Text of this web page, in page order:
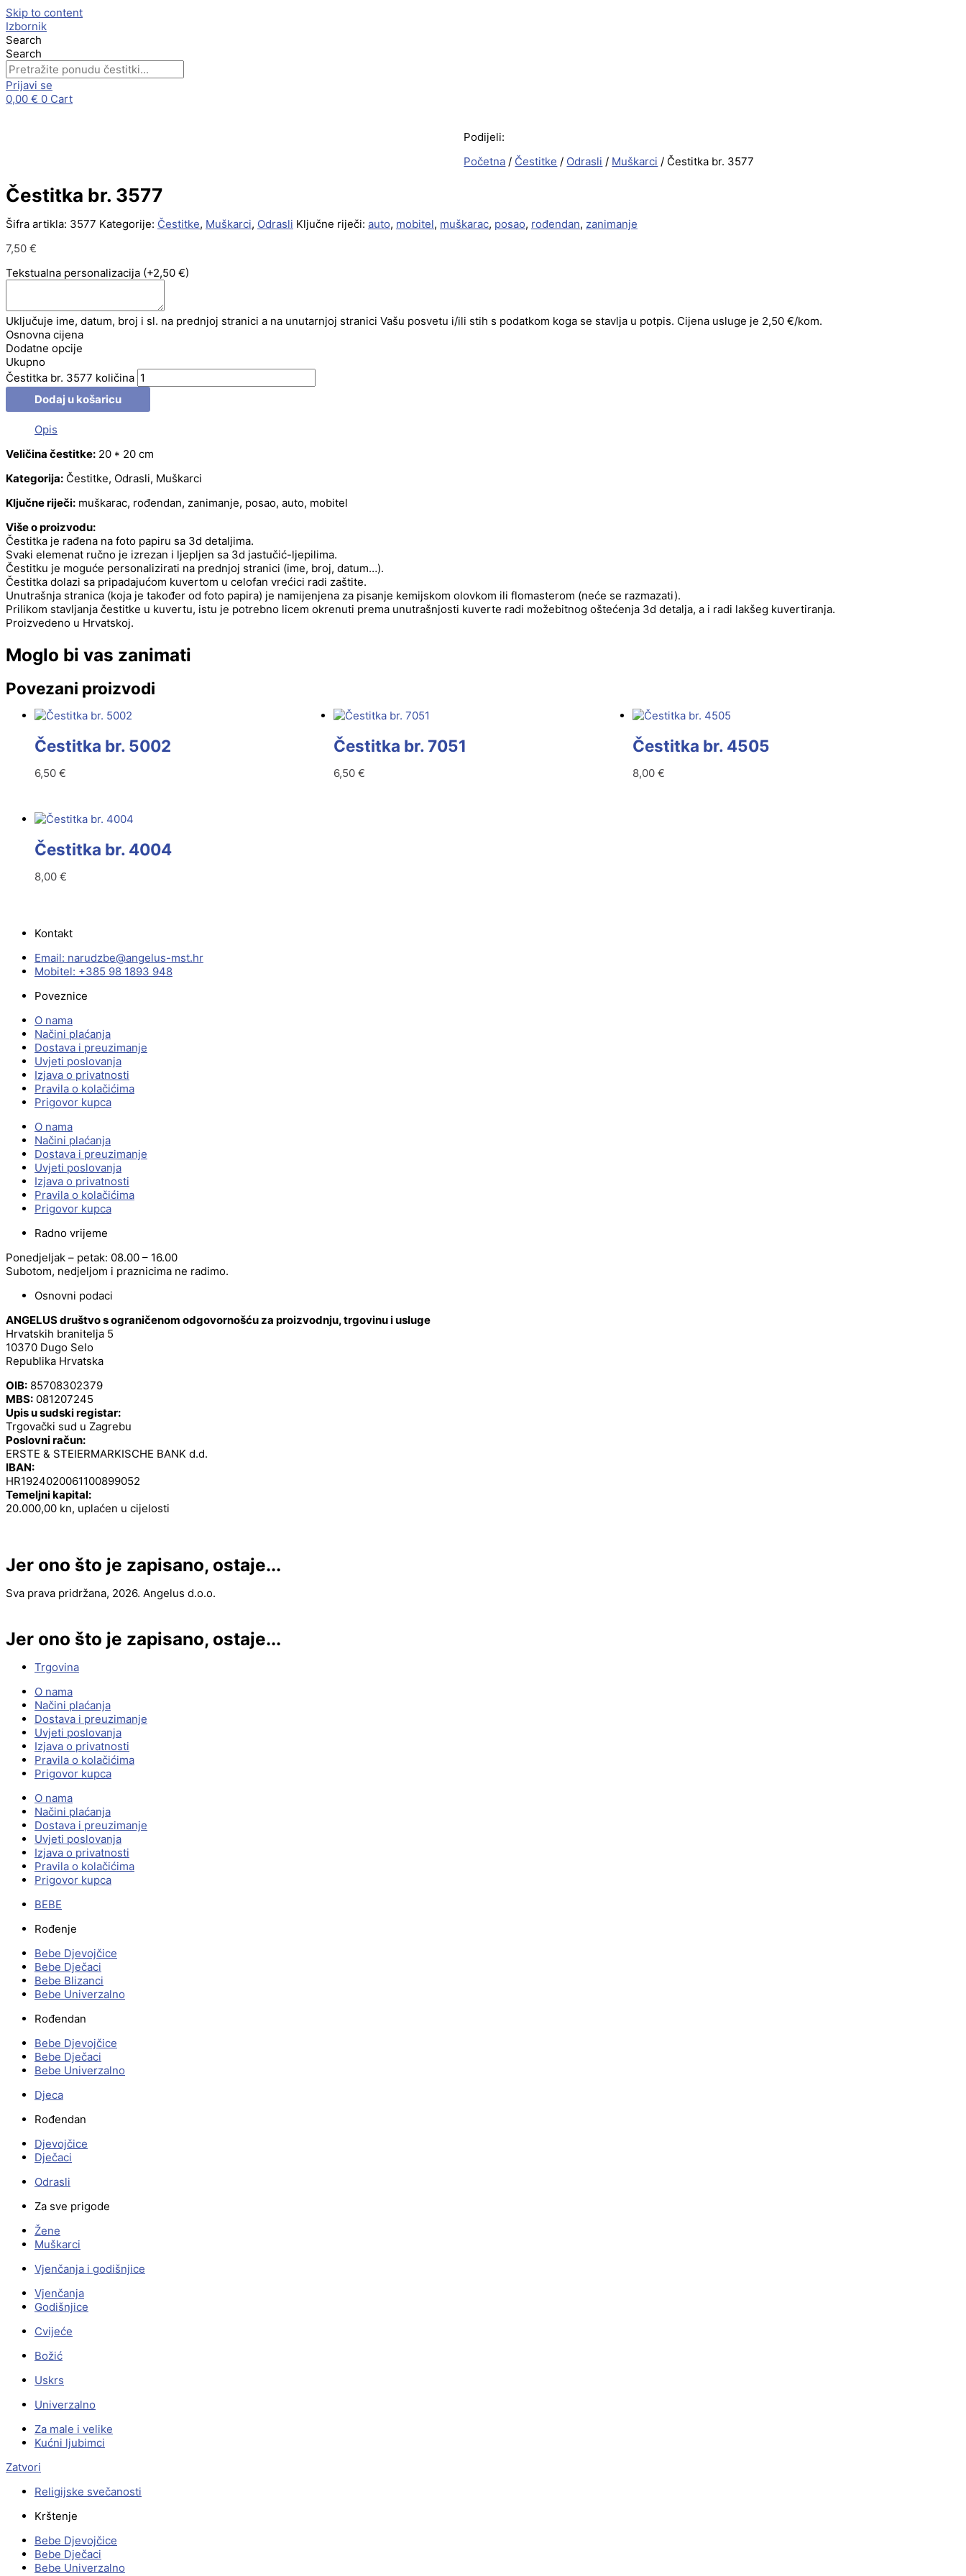
Skip to content
Izbornik
Search
Search
Prijavi se
0,00 € 0 Cart
Podijeli:
Početna / Čestitke / Odrasli / Muškarci / Čestitka br. 3577
Čestitka br. 3577
Šifra artikla: 3577 Kategorije: Čestitke, Muškarci, Odrasli Ključne riječi: auto, mobitel, muškarac, posao, rođendan, zanimanje
7,50 €
Tekstualna personalizacija (+2,50 €)
Uključuje ime, datum, broj i sl. na prednjoj stranici a na unutarnjoj stranici Vašu posvetu i/ili stih s podatkom koga se stavlja u potpis. Cijena usluge je 2,50 €/kom.
Osnovna cijena
Dodatne opcije
Ukupno
Čestitka br. 3577 količina
Dodaj u košaricu
Opis
Veličina čestitke: 20 * 20 cm
Kategorija: Čestitke, Odrasli, Muškarci
Ključne riječi: muškarac, rođendan, zanimanje, posao, auto, mobitel
Više o proizvodu:
Čestitka je rađena na foto papiru sa 3d detaljima.
Svaki elemenat ručno je izrezan i ljepljen sa 3d jastučić-ljepilima.
Čestitku je moguće personalizirati na prednjoj stranici (ime, broj, datum…).
Čestitka dolazi sa pripadajućom kuvertom u celofan vrećici radi zaštite.
Unutrašnja stranica (koja je također od foto papira) je namijenjena za pisanje kemijskom olovkom ili flomasterom (neće se razmazati).
Prilikom stavljanja čestitke u kuvertu, istu je potrebno licem okrenuti prema unutrašnjosti kuverte radi možebitnog oštećenja 3d detalja, a i radi lakšeg kuvertiranja.
Proizvedeno u Hrvatskoj.
Moglo bi vas zanimati
Povezani proizvodi
Čestitka br. 5002
6,50 €
Čestitka br. 7051
6,50€
Čestitka br. 4505
8,00€
Čestitka br. 4004
8,00 €
Kontakt
Email:
rh.tsm-sulegna
@ebzduran
Mobitel: +385 98 1893 948
Poveznice
O nama
Načini plaćanja
Dostava i preuzimanje
Uvjeti poslovanja
Izjava o privatnosti
Pravila o kolačićima
Prigovor kupca
O nama
Načini plaćanja
Dostava i preuzimanje
Uvjeti poslovanja
Izjava o privatnosti
Pravila o kolačićima
Prigovor kupca
Radno vrijeme
Ponedjeljak – petak: 08.00 – 16.00
Subotom, nedjeljom i praznicima ne radimo.
Osnovni podaci
ANGELUS društvo s ograničenom odgovornošću za proizvodnju, trgovinu i usluge
Hrvatskih branitelja 5
10370 Dugo Selo
Republika Hrvatska
OIB: 85708302379
MBS: 081207245
Upis u sudski registar:
Trgovački sud u Zagrebu
Poslovni račun:
ERSTE & STEIERMARKISCHE BANK d.d.
IBAN:
HR1924020061100899052
Temeljni kapital:
20.000,00 kn, uplaćen u cijelosti
Jer ono što je zapisano, ostaje...
Sva prava pridržana, 2026. Angelus d.o.o.
Jer ono što je zapisano, ostaje...
Trgovina
O nama
Načini plaćanja
Dostava i preuzimanje
Uvjeti poslovanja
Izjava o privatnosti
Pravila o kolačićima
Prigovor kupca
O nama
Načini plaćanja
Dostava i preuzimanje
Uvjeti poslovanja
Izjava o privatnosti
Pravila o kolačićima
Prigovor kupca
BEBE
Rođenje
Bebe Djevojčice
Bebe Dječaci
Bebe Blizanci
Bebe Univerzalno
Rođendan
Bebe Djevojčice
Bebe Dječaci
Bebe Univerzalno
Djeca
Rođendan
Djevojčice
Dječaci
Odrasli
Za sve prigode
Žene
Muškarci
Vjenčanja i godišnjice
Vjenčanja
Godišnjice
Cvijeće
Božić
Uskrs
Univerzalno
Za male i velike
Kućni ljubimci
Zatvori
Religijske svečanosti
Krštenje
Bebe Djevojčice
Bebe Dječaci
Bebe Univerzalno